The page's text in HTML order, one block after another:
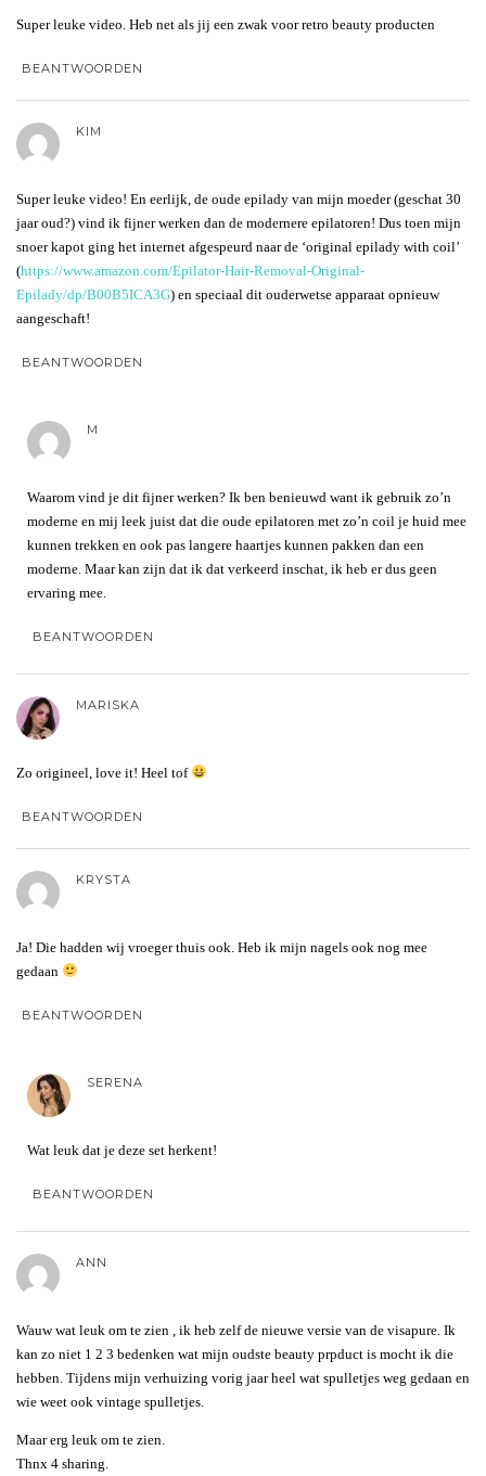
Super leuke video. Heb net als jij een zwak voor retro beauty producten
BEANTWOORDEN
KIM
Super leuke video! En eerlijk, de oude epilady van mijn moeder (geschat 30
jaar oud?) vind ik fijner werken dan de modernere epilatoren! Dus toen mijn
snoer kapot ging het internet afgespeurd naar de ‘original epilady with coil’
(https://www.amazon.com/Epilator-Hair-Removal-Original-
Epilady/dp/B00B5ICA3G) en speciaal dit ouderwetse apparaat opnieuw
aangeschaft!
BEANTWOORDEN
M
Waarom vind je dit fijner werken? Ik ben benieuwd want ik gebruik zo’n
moderne en mij leek juist dat die oude epilatoren met zo’n coil je huid mee
kunnen trekken en ook pas langere haartjes kunnen pakken dan een
moderne. Maar kan zijn dat ik dat verkeerd inschat, ik heb er dus geen
ervaring mee.
BEANTWOORDEN
MARISKA
Zo origineel, love it! Heel tof
BEANTWOORDEN
KRYSTA
Ja! Die hadden wij vroeger thuis ook. Heb ik mijn nagels ook nog mee
gedaan
BEANTWOORDEN
SERENA
Wat leuk dat je deze set herkent!
BEANTWOORDEN
ANN
Wauw wat leuk om te zien , ik heb zelf de nieuwe versie van de visapure. Ik
kan zo niet 1 2 3 bedenken wat mijn oudste beauty prpduct is mocht ik die
hebben. Tijdens mijn verhuizing vorig jaar heel wat spulletjes weg gedaan en
wie weet ook vintage spulletjes.
Maar erg leuk om te zien.
Thnx 4 sharing.